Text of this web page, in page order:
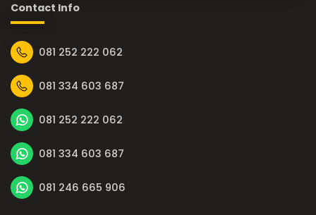
Contact Info
081 252 222 062
081 334 603 687
081 252 222 062
081 334 603 687
081 246 665 906